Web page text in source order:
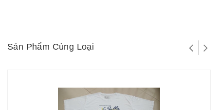
Sản Phẩm Cùng Loại